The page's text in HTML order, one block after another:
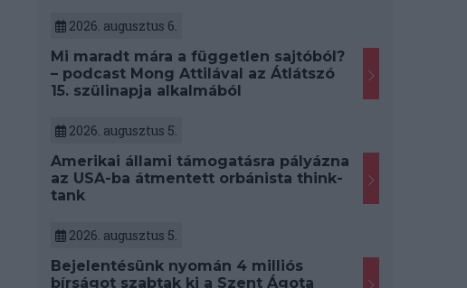
2026. augusztus 6.
Mi maradt mára a független sajtóból?
– podcast Mong Attilával az Átlátszó
15. szülinapja alkalmából
2026. augusztus 5.
Amerikai állami támogatásra pályázna
az USA-ba átmentett orbánista think-
tank
2026. augusztus 5.
Bejelentésünk nyomán 4 milliós
bírságot szabtak ki a Szent Ágota